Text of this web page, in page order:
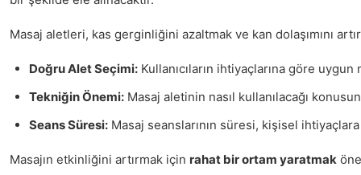
Masaj aletleri, kas gerginliğini azaltmak ve kan dolaşımını
Doğru Alet Seçimi: Kullanıcıların ihtiyaçlarına göre
Tekniğin Önemi: Masaj aletinin nasıl kullanılacağı
Seans Süresi: Masaj seanslarının süresi, kişisel
Masajın etkinliğini artırmak için rahat bir ortam yaratmak